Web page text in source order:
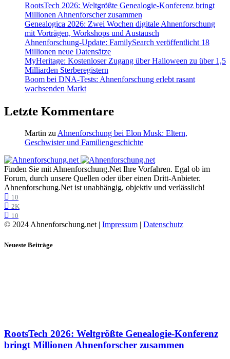
RootsTech 2026: Weltgrößte Genealogie-Konferenz bringt
Millionen Ahnenforscher zusammen
Genealogica 2026: Zwei Wochen digitale Ahnenforschung
mit Vorträgen, Workshops und Austausch
Ahnenforschung-Update: FamilySearch veröffentlicht 18
Millionen neue Datensätze
MyHeritage: Kostenloser Zugang über Halloween zu über 1,5
Milliarden Sterberegistern
Boom bei DNA-Tests: Ahnenforschung erlebt rasant
wachsenden Markt
Letzte Kommentare
Martin zu Ahnenforschung bei Elon Musk: Eltern,
Geschwister und Familiengeschichte
Finden Sie mit Ahnenforschung.Net Ihre Vorfahren. Egal ob im
Forum, durch unsere Quellen oder über einen Dritt-Anbieter.
Ahnenforschung.Net ist unabhängig, objektiv und verlässlich!
10
2K
10
© 2024 Ahnenforschung.net | Impressum | Datenschutz
Neueste Beiträge
RootsTech 2026: Weltgrößte Genealogie-Konferenz
bringt Millionen Ahnenforscher zusammen